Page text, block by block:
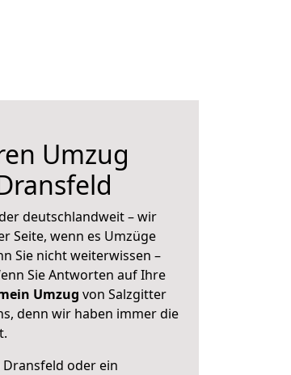
Umzug
deutschlandweit – wir
Seite, wenn es Umzüge
Sie nicht weiterwissen –
Sie Antworten auf Ihre
Umzug von Salzgitter
denn wir haben immer die
oder ein